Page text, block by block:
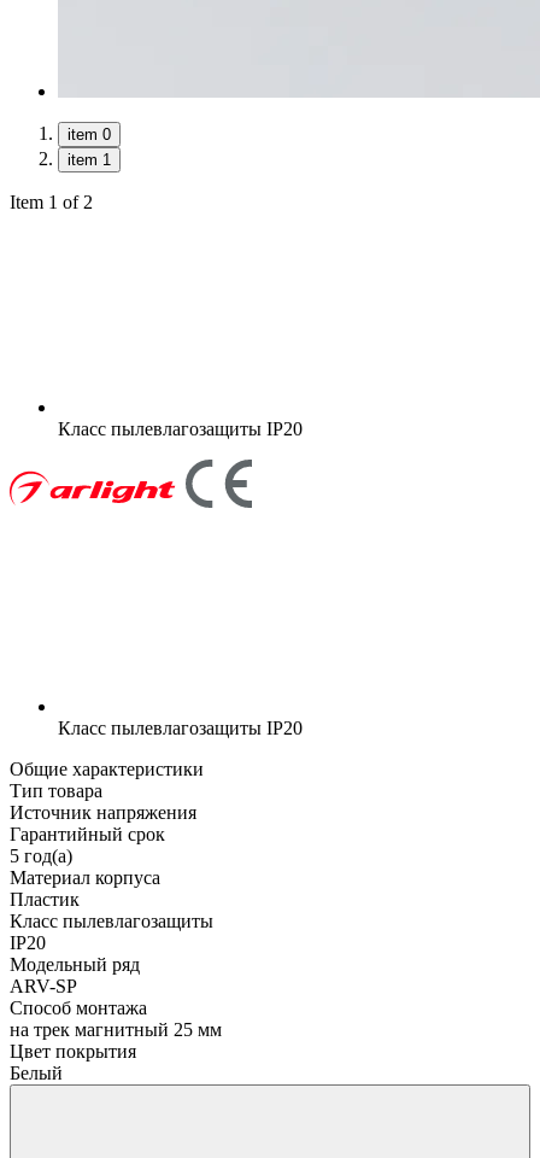
item 0
item 1
Item 1 of 2
Класс пылевлагозащиты IP20
Класс пылевлагозащиты IP20
Общие характеристики
Тип товара
Источник напряжения
Гарантийный срок
5 год(а)
Материал корпуса
Пластик
Класс пылевлагозащиты
IP20
Модельный ряд
ARV-SP
Способ монтажа
на трек магнитный 25 мм
Цвет покрытия
Белый